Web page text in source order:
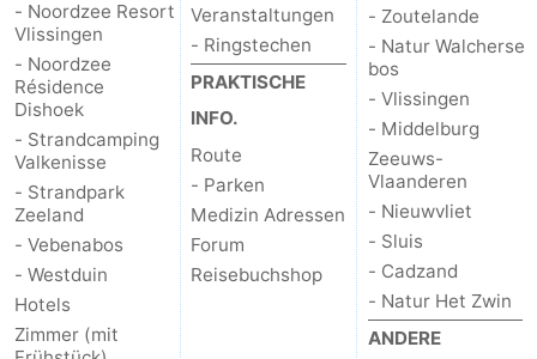
- Noordzee Resort
Vlissingen
- Noordzee
Résidence
Dishoek
- Strandcamping
Valkenisse
- Strandpark
Zeeland
- Vebenabos
- Westduin
Hotels
Zimmer (mit
Veranstaltungen
- Ringstechen
PRAKTISCHE
INFO.
Route
- Parken
Medizin Adressen
Forum
Reisebuchshop
- Zoutelande
- Natur Walcherse
bos
- Vlissingen
- Middelburg
Zeeuws-
Vlaanderen
- Nieuwvliet
- Sluis
- Cadzand
- Natur Het Zwin
ANDERE